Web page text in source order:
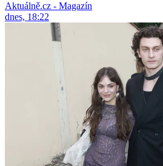
Aktuálně.cz - Magazín
dnes, 18:22